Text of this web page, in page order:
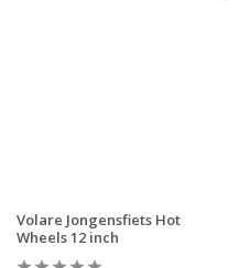
Volare Jongensfiets Hot
Wheels 12 inch